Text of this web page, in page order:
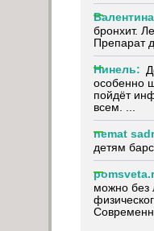
бронхит.
Препарат
Нинель:
особенно
пойдёт
всем. ...
nemat
детям
можно без